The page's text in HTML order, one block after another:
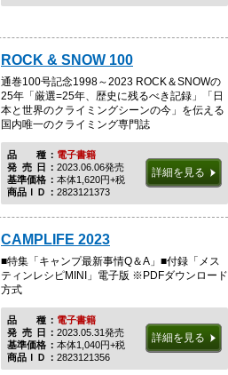
ROCK & SNOW 100
通巻100号記念1998～2023 ROCK＆SNOWの
25年「厳選=25年、歴史に残るべき記録」「日
本と世界のクライミングシーンの今」を伝える
国内唯一のクライミング専門誌
品種電子書籍
発売日 2023.06.06発売
基準価格
本体1,620円+税
商品ＩＤ
2823121373
詳細を見る
CAMPLIFE 2023
■特集「キャンプ最新事情Q＆A」■付録「メス
ティンレシピMINI」電子版 ※PDFダウンロード
方式
品種電子書籍
発売日 2023.05.31発売
基準価格
本体1,040円+税
商品ＩＤ
2823121356
詳細を見る